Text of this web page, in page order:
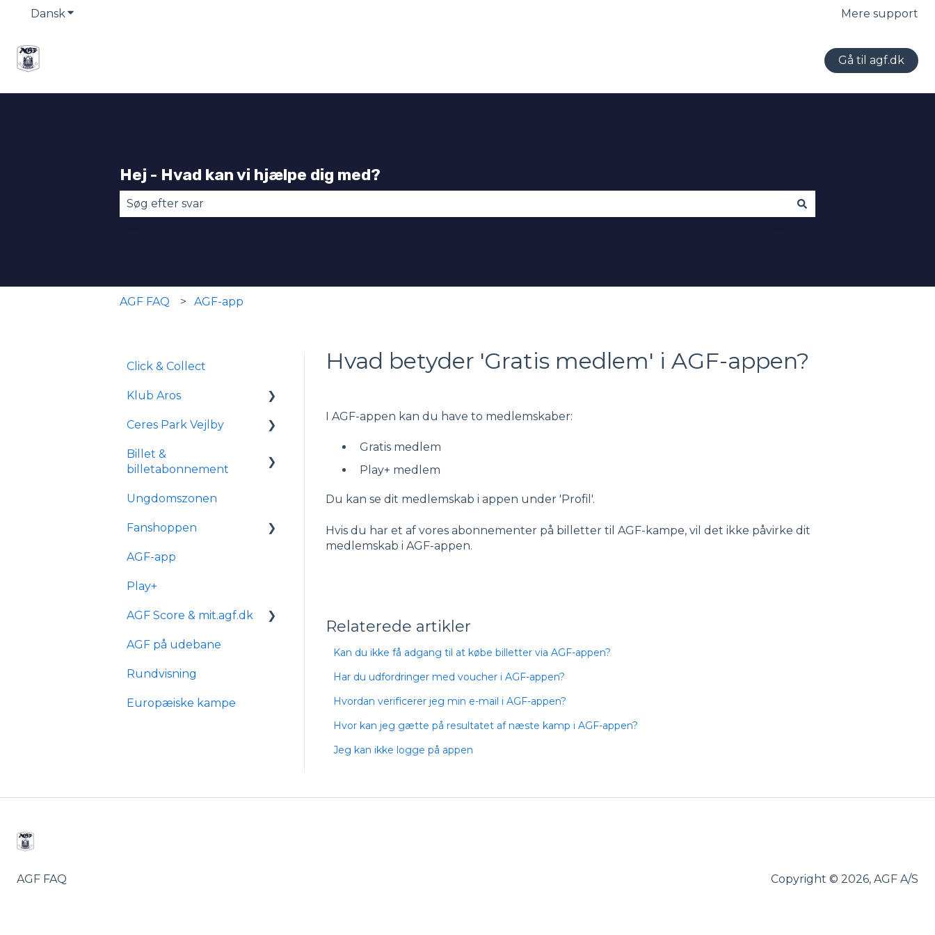
DanskVis undermenu for oversættelser Mere support
Gå til agf.dk
Hej - Hvad kan vi hjælpe dig med?
AGF FAQ AGF-app
Hvad betyder 'Gratis medlem' i AGF-appen?
I AGF-appen kan du have to medlemskaber:
Gratis medlem
Play+ medlem
Du kan se dit medlemskab i appen under 'Profil'.
Hvis du har et af vores abonnementer på billetter til AGF-kampe, vil det ikke påvirke dit
medlemskab i AGF-appen.
Relaterede artikler
Kan du ikke få adgang til at købe billetter via AGF-appen?
Har du udfordringer med voucher i AGF-appen?
Hvordan verificerer jeg min e-mail i AGF-appen?
Hvor kan jeg gætte på resultatet af næste kamp i AGF-appen?
Jeg kan ikke logge på appen
Click & Collect
Klub Aros
Om Klub Aros
Hvad indeholder Klub
Aros?
Tilmelding og
Ceres Park Vejlby
Information om Ceres
Park Vejlby
Transport og parkering
Forhold for
kørestolsbrugere
Billet &
billetabonnement
Generelle spørgsmål
Om
nt
Billetkøb
Billetabonnement
Typer af
Ungdomszonen
Fanshoppen
Generelle spørgsmål
Bestilling & ordre
Levering
AGF-app
Play+
AGF Score & mit.agf.dk
mit.agf
AGF score
AGF på udebane
Rundvisning
Europæiske kampe
AGF FAQ Copyright © 2026, AGF A/S